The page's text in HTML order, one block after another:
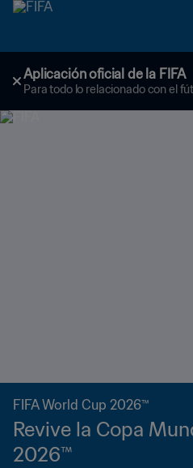
Aplicación oficial de la FIFA
Para todo lo relacionado con el
FIFA World Cup 2026™
Revive la Copa
2026™